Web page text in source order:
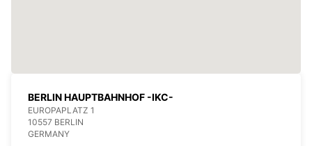
BERLIN HAUPTBAHNHOF -IKC-
EUROPAPLATZ 1
10557 BERLIN
GERMANY